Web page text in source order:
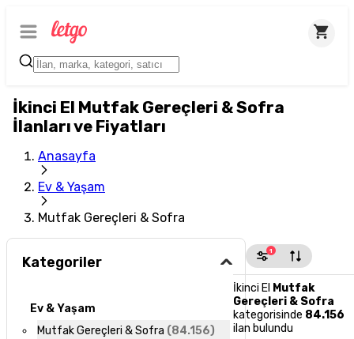
İkinci El Mutfak Gereçleri & Sofra
İlanları ve Fiyatları
Anasayfa
Ev & Yaşam
Mutfak Gereçleri & Sofra
Kategoriler
Ev & Yaşam
Mutfak Gereçleri & Sofra (84.156)
1
İkinci El Mutfak
Gereçleri & Sofra
kategorisinde 84.156
ilan bulundu